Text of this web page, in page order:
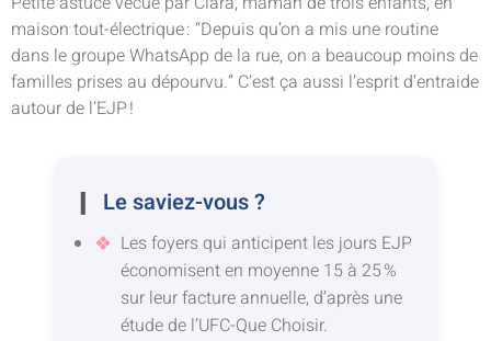
maison tout-électrique : “Depuis qu’on a mis une routine
dans le groupe WhatsApp de la rue, on a beaucoup moins de
familles prises au dépourvu.” C’est ça aussi l’esprit d’entraide
autour de l’EJP !
Le saviez-vous ?
Les foyers qui anticipent les jours EJP
économisent en moyenne 15 à 25 %
sur leur facture annuelle, d’après une
étude de l’UFC-Que Choisir.